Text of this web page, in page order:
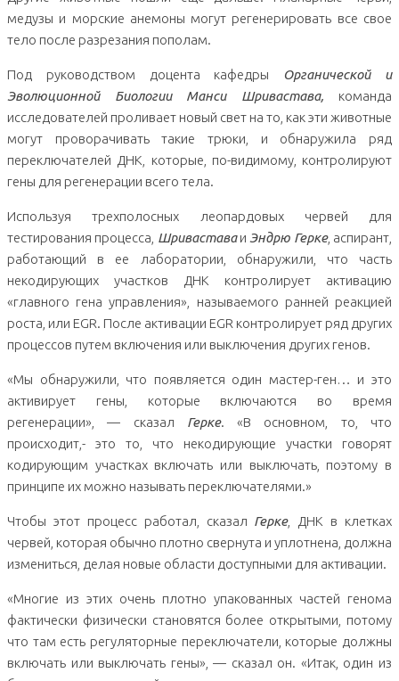
медузы и морские анемоны могут регенерировать все свое
тело после разрезания пополам.
Под руководством доцента кафедры
Органической и
Эволюционной Биологии Манси Шривастава, команда
исследователей проливает новый свет на то, как эти животные
могут проворачивать такие трюки, и обнаружила ряд
переключателей ДНК, которые, по-видимому, контролируют
гены для регенерации всего тела.
Используя трехполосных леопардовых червей для
тестирования процесса, Шриваставаи Эндрю Герке, аспирант,
работающий в ее лаборатории, обнаружили, что часть
некодирующих участков ДНК контролирует активацию
«главного гена управления», называемого ранней реакцией
роста, или EGR. После активации EGR контролирует ряд других
процессов путем включения или выключения других генов.
«Мы обнаружили, что появляется один мастер-ген… и это
активирует гены, которые включаются во время
регенерации», — сказал Герке. «В основном, то, что
происходит,- это то, что некодирующие участки говорят
кодирующим участках включать или выключать, поэтому в
принципе их можно называть переключателями.»
Чтобы этот процесс работал, сказал Герке, ДНК в клетках
червей, которая обычно плотно свернута и уплотнена, должна
измениться, делая новые области доступными для активации.
«Многие из этих очень плотно упакованных частей генома
фактически физически становятся более открытыми, потому
что там есть регуляторные переключатели, которые должны
включать или выключать гены», — сказал он. «Итак, один из